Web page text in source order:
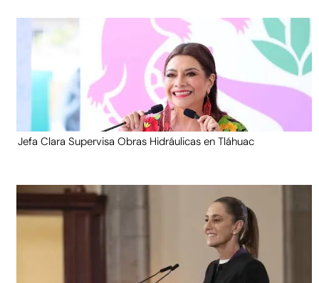
Jefa Clara Supervisa Obras Hidráulicas en Tláhuac